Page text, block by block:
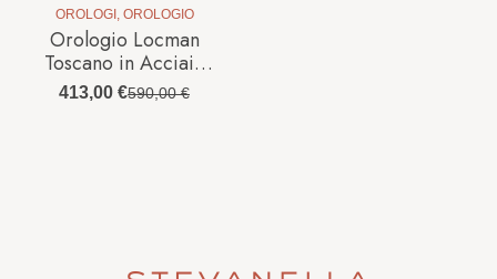
OROLOGI , OROLOGIO
Orologio Locman
Toscano in Acciaio
029300BKNNKC
590,00€
413,00 €